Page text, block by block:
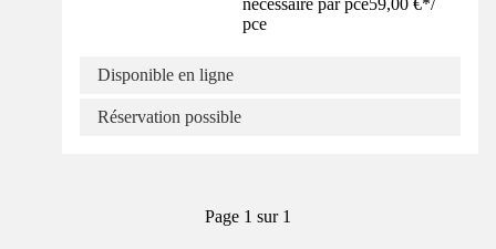
pce
Disponible en ligne
Réservation possible
Page 1 sur 1